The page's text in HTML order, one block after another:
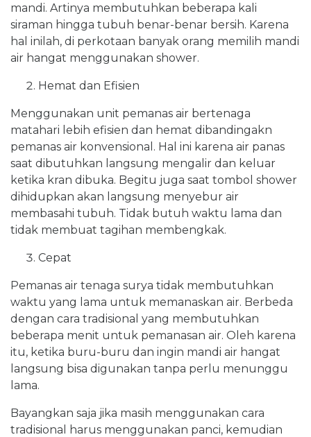
mandi. Artinya membutuhkan beberapa kali
siraman hingga tubuh benar-benar bersih. Karena
hal inilah, di perkotaan banyak orang memilih mandi
air hangat menggunakan shower.
Hemat dan Efisien
Menggunakan unit pemanas air bertenaga
matahari lebih efisien dan hemat dibandingakn
pemanas air konvensional. Hal ini karena air panas
saat dibutuhkan langsung mengalir dan keluar
ketika kran dibuka. Begitu juga saat tombol shower
dihidupkan akan langsung menyebur air
membasahi tubuh. Tidak butuh waktu lama dan
tidak membuat tagihan membengkak.
Cepat
Pemanas air tenaga surya tidak membutuhkan
waktu yang lama untuk memanaskan air. Berbeda
dengan cara tradisional yang membutuhkan
beberapa menit untuk pemanasan air. Oleh karena
itu, ketika buru-buru dan ingin mandi air hangat
langsung bisa digunakan tanpa perlu menunggu
lama.
Bayangkan saja jika masih menggunakan cara
tradisional harus menggunakan panci, kemudian